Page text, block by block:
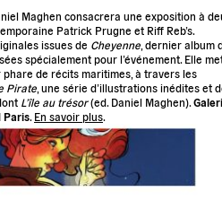
Maghen consacrera une exposition à
Patrick Prugne et Riff Reb’s.
issues de Cheyenne , dernier album
spécialement pour l’événement. Elle
phare de récits maritimes, à travers les
Pirate , une série d’illustrations inédites et
L’île au trésor(ed. Daniel Maghen).
Paris. En savoir plus.